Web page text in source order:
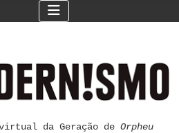
da Geração de Orpheu